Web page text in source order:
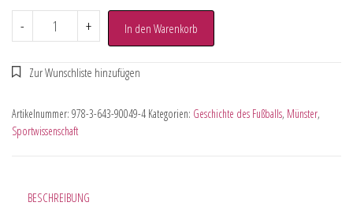
- + In den Warenkorb
Artikelnummer: 978-3-643-90049-4 Kategorien: Geschichte des Fußballs, Münster,
Sportwissenschaft
BESCHREIBUNG